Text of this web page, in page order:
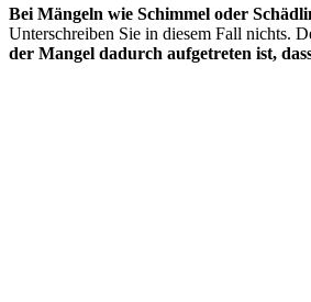
Bei Mängeln wie Schimmel oder
Unterschreiben Sie in diesem Fall nichts.
der Mangel dadurch aufgetreten ist,